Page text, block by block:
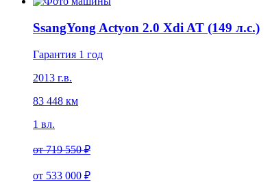
SsangYong Actyon 2.0 Xdi AT (149 л.с.)
Гарантия 1 год
2013 г.в.
83 448 км
1 вл.
от719 550 ₽
от 533 000 ₽